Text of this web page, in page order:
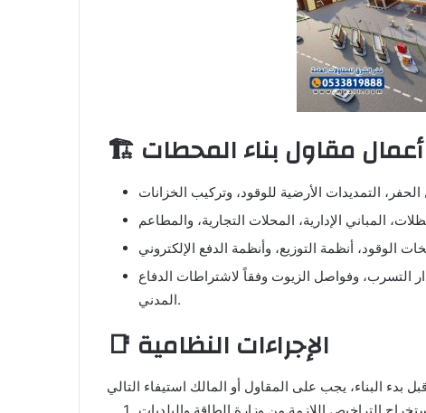
أعمال مقاول بناء المحطات
التسرب، وفواصل الزيوت وفقاً لاشتراطات الدفاع
المدني.
📑 الإجراءات النظامية